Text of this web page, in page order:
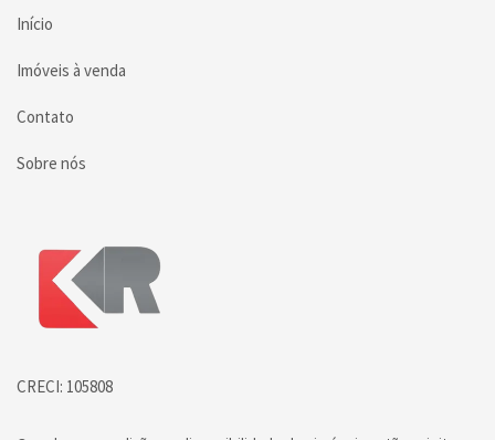
Início
Imóveis à venda
Contato
Sobre nós
Página inicial
CRECI: 105808